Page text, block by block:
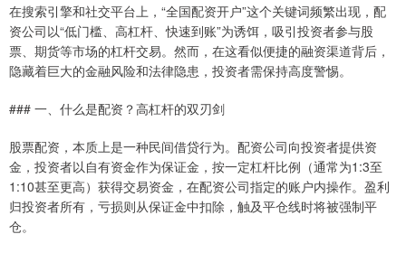
在搜索引擎和社交平台上，“全国配资开户”这个关键词频繁出现，配
资公司以“低门槛、高杠杆、快速到账”为诱饵，吸引投资者参与股
票、期货等市场的杠杆交易。然而，在这看似便捷的融资渠道背后，
隐藏着巨大的金融风险和法律隐患，投资者需保持高度警惕。
### 一、什么是配资？高杠杆的双刃剑
股票配资，本质上是一种民间借贷行为。配资公司向投资者提供资
金，投资者以自有资金作为保证金，按一定杠杆比例（通常为1:3至
1:10甚至更高）获得交易资金，在配资公司指定的账户内操作。盈利
归投资者所有，亏损则从保证金中扣除，触及平仓线时将被强制平
仓。